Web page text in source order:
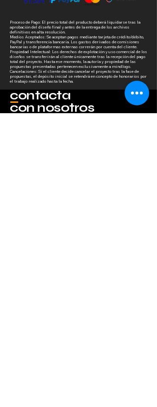
Proceso de Pago: El precio total del producto deberá liquidarse tras la
aprobación del diseño final y antes de la entrega de los archivos
definitivos en alta resolución.
Medios Aceptados: Se aceptan pagos mediante tarjeta de crédito/débito,
PayPal y transferencia bancaria. Los gastos derivados de comisiones
bancarias o de plataformas externas correrán por cuenta del cliente.
Propiedad Intelectual: Los derechos de explotación y uso comercial de los
diseños se transferirán al cliente únicamente tras la recepción del pago
total del proyecto. Hasta ese momento, la autoría y propiedad de las
propuestas presentadas pertenecen exclusivamente a mindlogo.
Cancelaciones: Si el cliente decide cancelar el proyecto tras la fase de
propuestas, el depósito inicial se retendrá en concepto de honorarios por
el trabajo realizado hasta la fecha.
contacta
con nosotros